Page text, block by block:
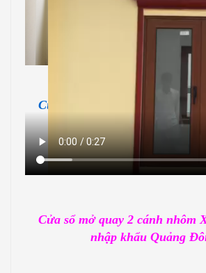
Cửa sổ mở quay
2 cánh nhôm
công trình Kim
Cửa sổ mở quay 2 cánh nhôm
nhập khẩu Quảng